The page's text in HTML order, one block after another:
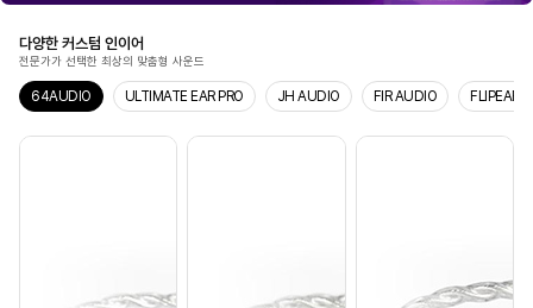
다양한 커스텀 인이어
전문가가 선택한 최상의 맞춤형 사운드
64AUDIO ULTIMATE EAR PRO JH AUDIO FIR AUDIO FLIPEARS